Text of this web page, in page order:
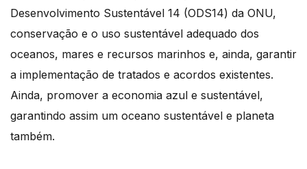
Desenvolvimento Sustentável 14 (ODS14) da ONU,
conservação e o uso sustentável adequado dos
oceanos, mares e recursos marinhos e, ainda, garantir
a implementação de tratados e acordos existentes.
Ainda, promover a economia azul e sustentável,
garantindo assim um oceano sustentável e planeta
também.